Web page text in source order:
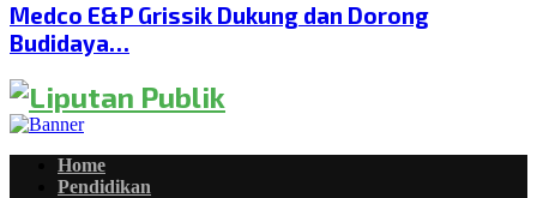
Medco E&P Grissik Dukung dan Dorong
Budidaya…
Home
Pendidikan